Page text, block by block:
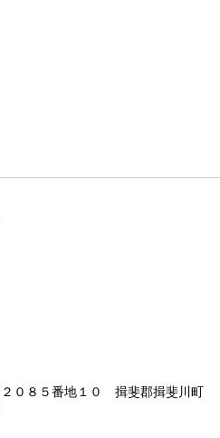
０８５番地１０ 揖斐郡揖斐川町